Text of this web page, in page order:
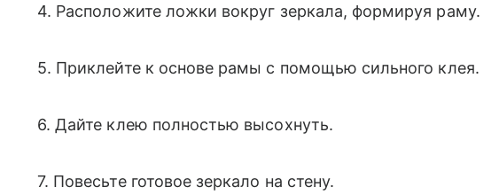
4. Расположите ложки вокруг зеркала, формируя раму.
5. Приклейте к основе рамы с помощью сильного клея.
6. Дайте клею полностью высохнуть.
7. Повесьте готовое зеркало на стену.